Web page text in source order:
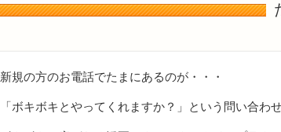
新規の方のお電話でたまにあるのが・・・
「ボキボキとやってくれますか？」という問い合わせ